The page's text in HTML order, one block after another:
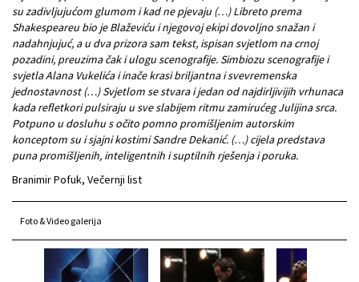
su zadivljujućom glumom i kad ne pjevaju (…) Libreto prema
Shakespeareu bio je Blaževiću i njegovoj ekipi dovoljno snažan i
nadahnjujuć, a u dva prizora sam tekst, ispisan svjetlom na crnoj
pozadini, preuzima čak i ulogu scenografije. Simbiozu scenografije i
svjetla Alana Vukelića i inače krasi briljantna i svevremenska
jednostavnost (…) Svjetlom se stvara i jedan od najdirljivijih vrhunaca
kada refletkori pulsiraju u sve slabijem ritmu zamirućeg Julijina srca.
Potpuno u dosluhu s očito pomno promišljenim autorskim
konceptom su i sjajni kostimi Sandre Dekanić. (…) cijela predstava
puna promišljenih, inteligentnih i suptilnih rješenja i poruka.
Branimir Pofuk, Večernji list
Foto & Video galerija